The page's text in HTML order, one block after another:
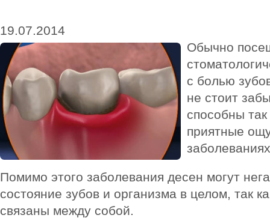
19.07.2014
Обычно
с болью
не стоит
способны
приятные
Помимо этого заболевания десен могут
состояние зубов и организма в целом, так
связаны между собой.